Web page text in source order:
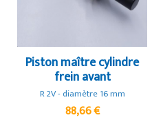
Piston maître cylindre
frein avant
R 2V - diamètre 16 mm
88,66 €